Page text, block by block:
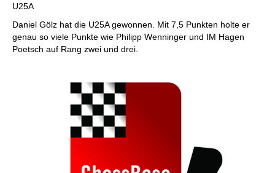
U25A
Daniel Gölz hat die U25A gewonnen. Mit 7,5 Punkten holte er
genau so viele Punkte wie Philipp Wenninger und IM Hagen
Poetsch auf Rang zwei und drei.